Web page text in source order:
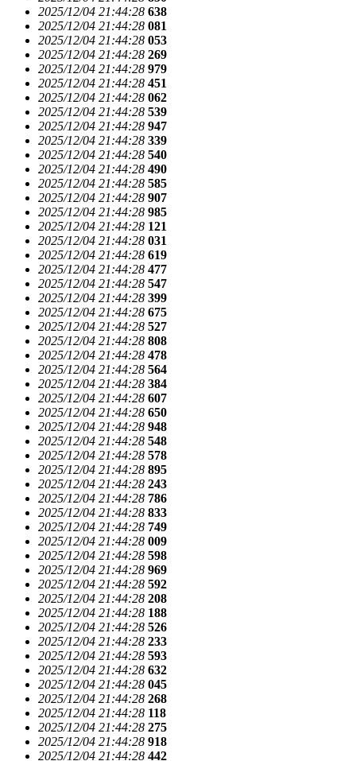
2025/12/04 21:44:28 638
2025/12/04 21:44:28 081
2025/12/04 21:44:28 053
2025/12/04 21:44:28 269
2025/12/04 21:44:28 979
2025/12/04 21:44:28 451
2025/12/04 21:44:28 062
2025/12/04 21:44:28 539
2025/12/04 21:44:28 947
2025/12/04 21:44:28 339
2025/12/04 21:44:28 540
2025/12/04 21:44:28 490
2025/12/04 21:44:28 585
2025/12/04 21:44:28 907
2025/12/04 21:44:28 985
2025/12/04 21:44:28 121
2025/12/04 21:44:28 031
2025/12/04 21:44:28 619
2025/12/04 21:44:28 477
2025/12/04 21:44:28 547
2025/12/04 21:44:28 399
2025/12/04 21:44:28 675
2025/12/04 21:44:28 527
2025/12/04 21:44:28 808
2025/12/04 21:44:28 478
2025/12/04 21:44:28 564
2025/12/04 21:44:28 384
2025/12/04 21:44:28 607
2025/12/04 21:44:28 650
2025/12/04 21:44:28 948
2025/12/04 21:44:28 548
2025/12/04 21:44:28 578
2025/12/04 21:44:28 895
2025/12/04 21:44:28 243
2025/12/04 21:44:28 786
2025/12/04 21:44:28 833
2025/12/04 21:44:28 749
2025/12/04 21:44:28 009
2025/12/04 21:44:28 598
2025/12/04 21:44:28 969
2025/12/04 21:44:28 592
2025/12/04 21:44:28 208
2025/12/04 21:44:28 188
2025/12/04 21:44:28 526
2025/12/04 21:44:28 233
2025/12/04 21:44:28 593
2025/12/04 21:44:28 632
2025/12/04 21:44:28 045
2025/12/04 21:44:28 268
2025/12/04 21:44:28 118
2025/12/04 21:44:28 275
2025/12/04 21:44:28 918
2025/12/04 21:44:28 442